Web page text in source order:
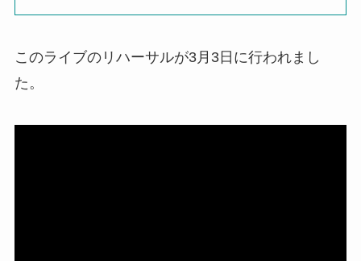
このライブのリハーサルが3月3日に行われまし
た。